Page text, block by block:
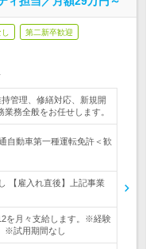
第二新卒歓迎
管理、修繕対応、新規開
務全般をお任せします。
自動車第一種運転免許＜歓
【雇入れ直後】上記事業
を月々支給します。※経験
※試用期間なし